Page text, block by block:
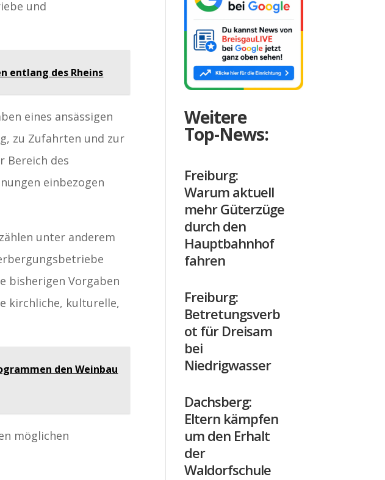
und
entlang des Rheins
eines ansässigen
zu Zufahrten und zur
Bereich des
einbezogen
unter anderem
bisherigen Vorgaben
kirchliche, kulturelle,
den Weinbau
möglichen
Weitere
Top-News:
Freiburg:
Warum aktuell
mehr Güterzüge
durch den
Hauptbahnhof
fahren
Freiburg:
Betretungsverb
ot für Dreisam
bei
Niedrigwasser
Dachsberg:
Eltern kämpfen
um den Erhalt
der
Waldorfschule